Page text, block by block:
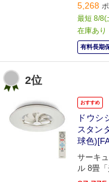
5,268
最短 8/8(
在庫あり
有料長期
2位
おすすめ
ドウシ
スタン
球色
サーキ
ル 8畳
ト』。